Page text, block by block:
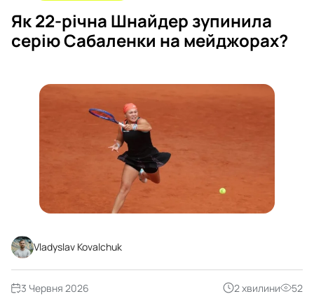
Як 22-річна Шнайдер зупинила
серію Сабаленки на мейджорах?
Vladyslav Kovalchuk
2 хвилини 52
3 Червня 2026